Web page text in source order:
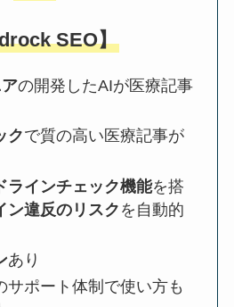
SEO】
の開発したAIが医療記事
クで質の高い医療記事が
ラインチェック機能を搭
ン違反のリスク を自動的
あり
サポート体制で使い方も